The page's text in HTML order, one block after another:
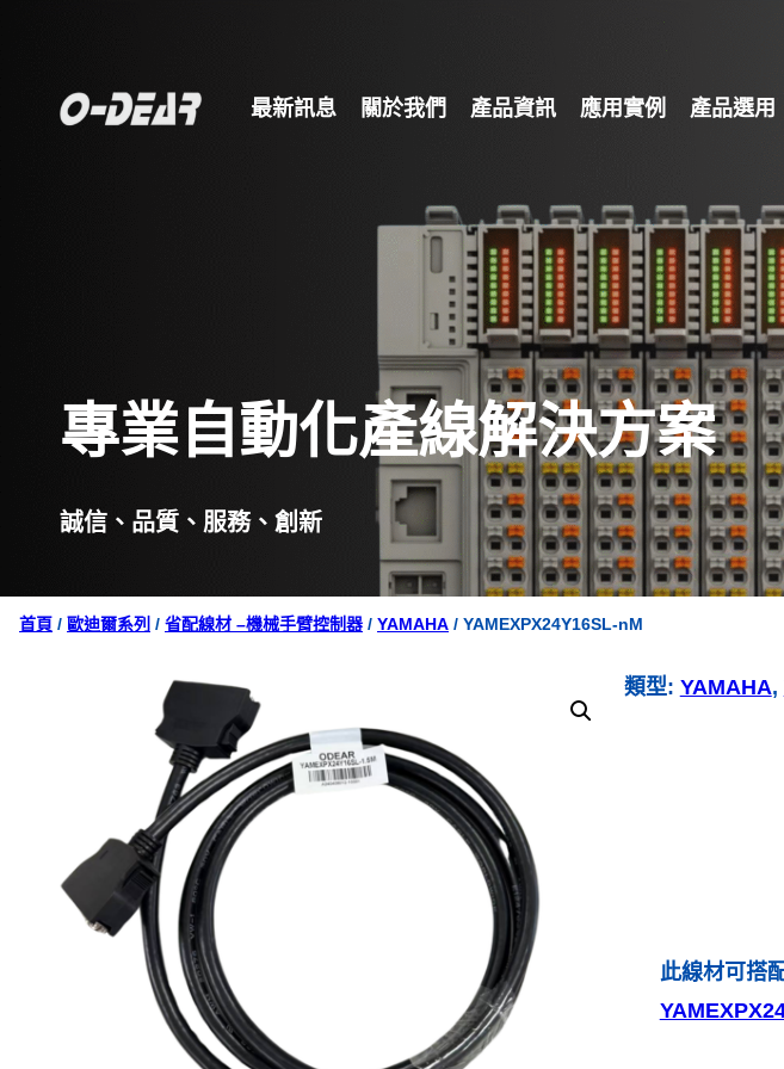
最新訊息 關於我們 產品資訊 應用實例 產品選用
專業自動化產線解決方案
誠信、品質、服務、創新
首頁 / 歐迪爾系列 / 省配線材 –機械手臂控制器 / YAMAHA / YAMEXPX24Y16SL-nM
類型: YAMAHA,
此線材可搭